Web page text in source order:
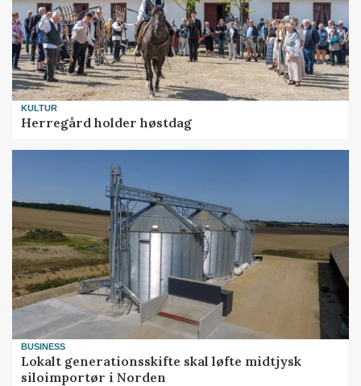
KULTUR
Herregård holder høstdag
BUSINESS
Lokalt generationsskifte skal løfte midtjysk
siloimportør i Norden